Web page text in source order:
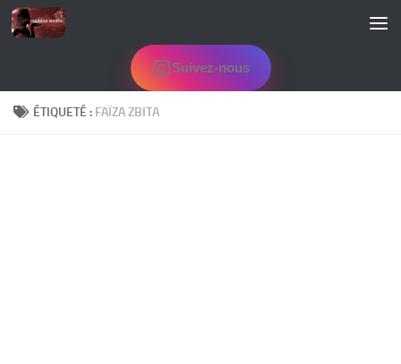
Skip to content
Suivez-nous
ÉTIQUETÉ : FAÏZA ZBITA